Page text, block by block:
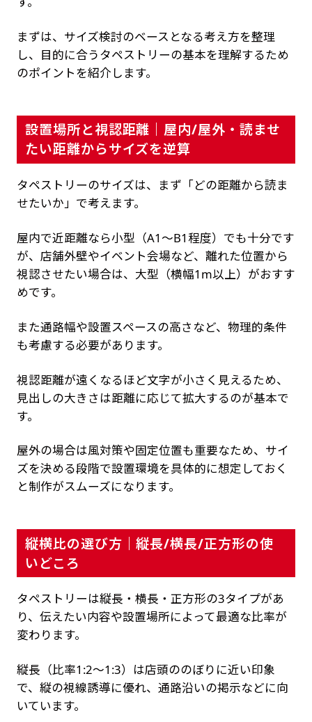
まずは、サイズ検討のベースとなる考え方を整理
し、目的に合うタペストリーの基本を理解するため
のポイントを紹介します。
設置場所と視認距離｜屋内/屋外・読ませ
たい距離からサイズを逆算
タペストリーのサイズは、まず「どの距離から読ま
せたいか」で考えます。
屋内で近距離なら小型（A1〜B1程度）でも十分です
が、店舗外壁やイベント会場など、離れた位置から
視認させたい場合は、大型（横幅1m以上）がおすす
めです。
また通路幅や設置スペースの高さなど、物理的条件
も考慮する必要があります。
視認距離が遠くなるほど文字が小さく見えるため、
見出しの大きさは距離に応じて拡大するのが基本で
す。
屋外の場合は風対策や固定位置も重要なため、サイ
ズを決める段階で設置環境を具体的に想定しておく
と制作がスムーズになります。
縦横比の選び方｜縦長/横長/正方形の使
いどころ
タペストリーは縦長・横長・正方形の3タイプがあ
り、伝えたい内容や設置場所によって最適な比率が
変わります。
縦長（比率1:2〜1:3）は店頭ののぼりに近い印象
で、縦の視線誘導に優れ、通路沿いの掲示などに向
いています。